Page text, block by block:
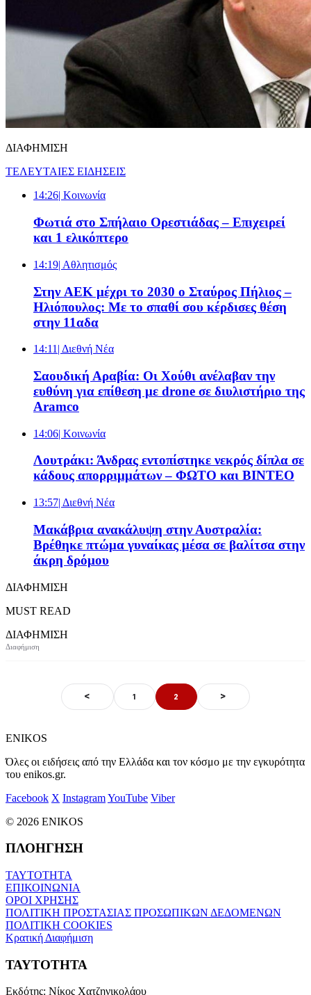
ΔΙΑΦΗΜΙΣΗ
ΤΕΛΕΥΤΑΙΕΣ ΕΙΔΗΣΕΙΣ
14:26| Κοινωνία
Φωτιά στο Σπήλαιο Ορεστιάδας – Επιχειρεί
και 1 ελικόπτερο
14:19| Αθλητισμός
Στην AEK μέχρι το 2030 ο Σταύρος Πήλιος –
Ηλιόπουλος: Με το σπαθί σου κέρδισες θέση
στην 11αδα
14:11 | Διεθνή Νέα
Σαουδική Αραβία: Οι Χούθι ανέλαβαν την
ευθύνη για επίθεση με drone σε διυλιστήριο της
Aramco
14:06| Κοινωνία
Λουτράκι: Άνδρας εντοπίστηκε νεκρός δίπλα σε
κάδους απορριμμάτων – ΦΩΤΟ και ΒΙΝΤΕΟ
13:57| Διεθνή Νέα
Μακάβρια ανακάλυψη στην Αυστραλία:
Βρέθηκε πτώμα γυναίκας μέσα σε βαλίτσα στην
άκρη δρόμου
ΔΙΑΦΗΜΙΣΗ
MUST READ
ΔΙΑΦΗΜΙΣΗ
< 1 2 >
ENIKOS
Όλες οι ειδήσεις από την Ελλάδα και τον κόσμο με την εγκυρότητα
του enikos.gr.
Facebook X InstagramYouTube Viber
© 2026 ENIKOS
ΠΛΟΗΓΗΣΗ
ΤΑΥΤΟΤΗΤΑ
ΕΠΙΚΟΙΝΩΝΙΑ
ΟΡΟΙ ΧΡΗΣΗΣ
ΠΟΛΙΤΙΚΗ ΠΡΟΣΤΑΣΙΑΣ ΠΡΟΣΩΠΙΚΩΝ ΔΕΔΟΜΕΝΩΝ
ΠΟΛΙΤΙΚΗ COOKIES
Κρατική Διαφήμιση
ΤΑΥΤΟΤΗΤΑ
Εκδότης: Νίκος Χατζηνικολάου